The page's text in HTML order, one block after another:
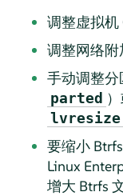
调整虚拟机
调整网络附
手动调整
parted
lvresize
要缩小
Linux
增大 Btrfs